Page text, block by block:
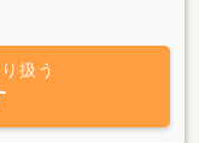
写真もご覧頂けます
い。 おまちしてます
扱う